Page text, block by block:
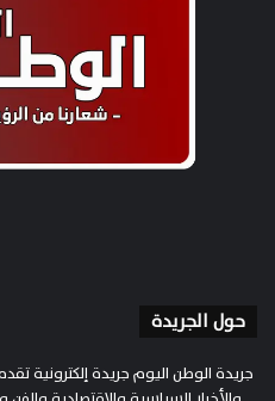
حول الجريدة
جريدة الوطن اليوم جريدة إلكترونية